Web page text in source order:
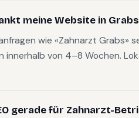
meine Website in
wie «Zahnarzt Grabs»
innerhalb von 4–8 Wochen.
gerade für Zahnarzt-